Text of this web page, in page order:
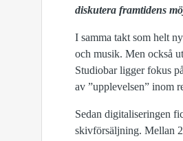
diskutera framtidens
I samma takt som helt
och musik. Men också
Studiobar ligger fokus
av ”upplevelsen” inom
Sedan digitaliseringen
skivförsäljning. Mellan